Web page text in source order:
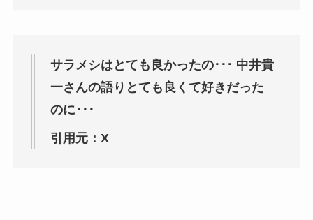
サラメシはとても良かったの･･･ 中井貴
一さんの語りとても良くて好きだった
のに･･･
引用元：X